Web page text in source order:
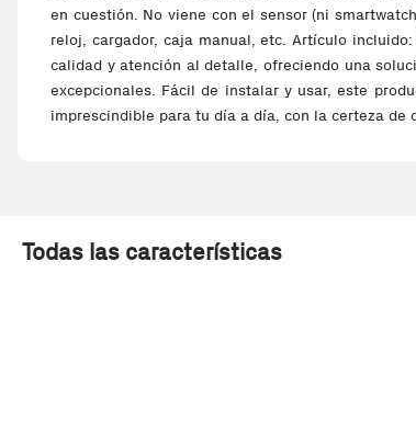
en cuestión. No viene con el sensor (ni
reloj, cargador, caja manual, etc. Artículo
calidad y atención al detalle, ofreciendo una
excepcionales. Fácil de instalar y usar, este
imprescindible para tu día a día, con la certeza de
Todas las características